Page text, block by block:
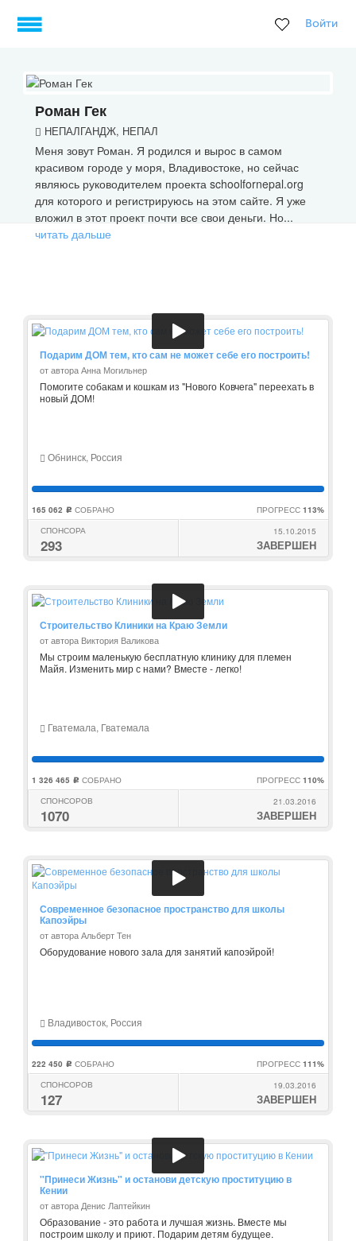
Войти
Роман Гек
НЕПАЛГАНДЖ, НЕПАЛ
Меня зовут Роман. Я родился и вырос в самом
красивом городе у моря, Владивостоке, но сейчас
являюсь руководителем проекта schoolfornepal.org
для которого и регистрируюсь на этом сайте. Я уже
вложил в этот проект почти все свои деньги. Но...
читать дальше
Подарим ДОМ тем, кто сам не может себе его построить!
от автора Анна Могильнер
Помогите собакам и кошкам из "Нового Ковчега" переехать в
новый ДОМ!
Обнинск, Россия
165 062 c СОБРАНО ПРОГРЕСС 113%
СПОНСОРА
293
15.10.2015
ЗАВЕРШЕН
Строительство Клиники на Краю Земли
от автора Виктория Валикова
Мы строим маленькую бесплатную клинику для племен
Майя. Изменить мир с нами? Вместе - легко!
Гватемала, Гватемала
1 326 465 c СОБРАНО ПРОГРЕСС 110%
СПОНСОРОВ
1070
21.03.2016
ЗАВЕРШЕН
Современное безопасное пространство для школы
Капоэйры
от автора Альберт Тен
Оборудование нового зала для занятий капоэйрой!
Владивосток, Россия
222 450 c СОБРАНО ПРОГРЕСС 111%
СПОНСОРОВ
127
19.03.2016
ЗАВЕРШЕН
"Принеси Жизнь" и останови детскую проституцию в
Кении
от автора Денис Лаптейкин
Образование - это работа и лучшая жизнь. Вместе мы
построим школу и приют. Подарим детям будущее.